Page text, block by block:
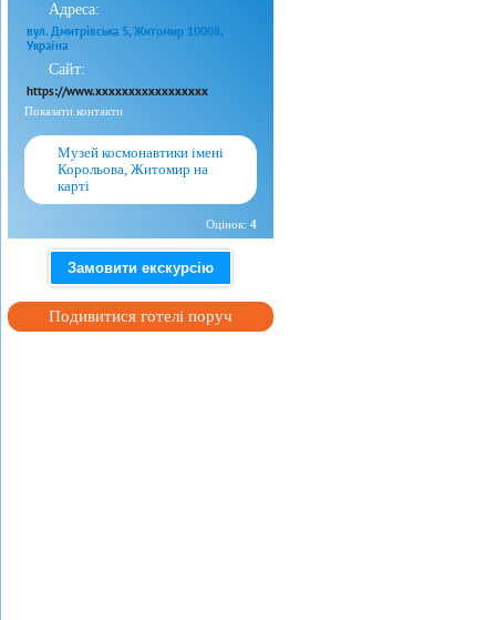
Адреса:
вул. Дмитрівська 5, Житомир 10008,
Україна
Сайт:
https://www.xxxxxxxxxxxxxxxxx
Показати контакти
Музей космонавтики імені
Корольова, Житомир на
карті
Оцінок: 4
Замовити екскурсію
Подивитися готелі поруч